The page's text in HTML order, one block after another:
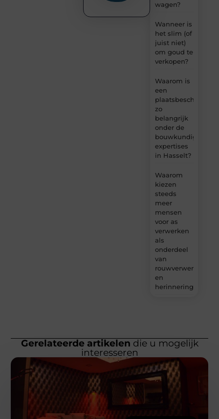
wagen?
Wanneer is
het slim (of
juist niet)
om goud te
verkopen?
Waarom is
een
plaatsbeschrijving
zo
belangrijk
onder de
bouwkundige
expertises
in Hasselt?
Waarom
kiezen
steeds
meer
mensen
voor as
verwerken
als
onderdeel
van
rouwverwerking
en
herinnering?
Gerelateerde artikelen die u mogelijk
interesseren